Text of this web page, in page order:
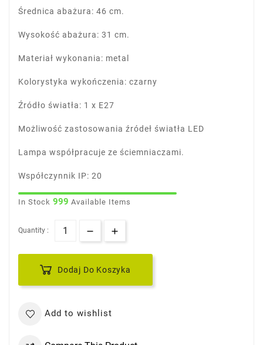
Średnica abażura: 46 cm.
Wysokość abażura: 31 cm.
Materiał wykonania: metal
Kolorystyka wykończenia: czarny
Źródło światła: 1 x E27
Możliwość zastosowania źródeł światła LED
Lampa współpracuje ze ściemniaczami.
Współczynnik IP: 20
In Stock 999 Available Items
Quantity :
Dodaj Do Koszyka
Add to wishlist